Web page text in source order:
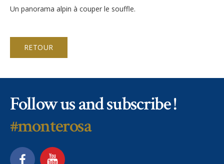
FAQ
Notre Restaurant
Sécurité
FAQ
Information générale
Année académique
Campus
Cours de vacances d'hiver
4km Run for Fun
Bal du Printemps
Offres d'emploi
Un panorama alpin à couper le souffle.
RETOUR
Follow us and subscribe !
#monterosa